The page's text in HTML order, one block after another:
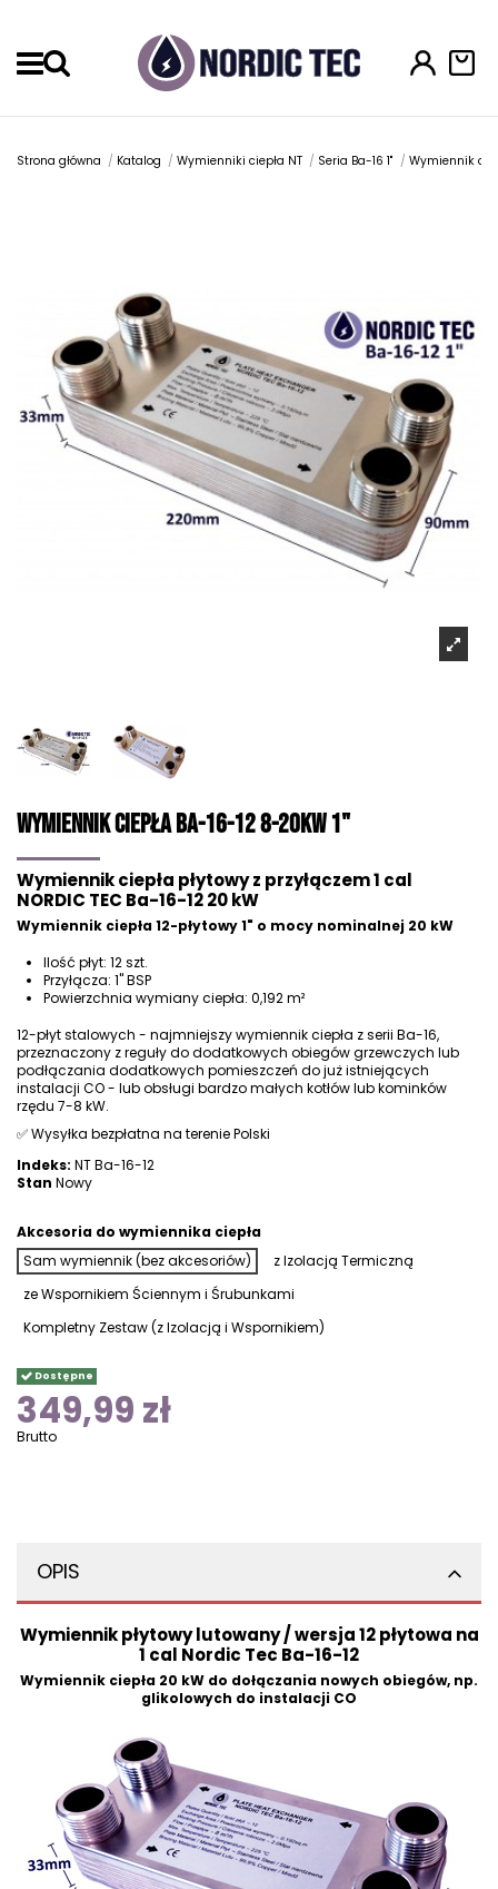
Strona główna Katalog Wymienniki ciepła NT Seria Ba-16 1" Wymiennik
Wymiennik ciepła Ba-16-12 8-20kW 1"
Wymiennik ciepła płytowy z przyłączem 1 cal
NORDIC TEC Ba-16-12 20 kW
Wymiennik ciepła 12-płytowy 1" o mocy nominalnej 20 kW
Ilość płyt: 12 szt.
Przyłącza: 1" BSP
Powierzchnia wymiany ciepła: 0,192 m²
12-płyt stalowych - najmniejszy wymiennik ciepła z serii Ba-16,
przeznaczony z reguły do dodatkowych obiegów grzewczych lub
podłączania dodatkowych pomieszczeń do już istniejących
instalacji CO - lub obsługi bardzo małych kotłów lub kominków
rzędu 7-8 kW.
✅ Wysyłka bezpłatna na terenie Polski
Indeks: NT Ba-16-12
Stan Nowy
Akcesoria do wymiennika ciepła
Sam wymiennik (bez akcesoriów)
z Izolacją Termiczną
ze Wspornikiem Ściennym i Śrubunkami
Kompletny Zestaw (z Izolacją i Wspornikiem)
Dostępne
349,99 zł
Brutto
OPIS
Wymiennik płytowy lutowany / wersja 12 płytowa na
1 cal Nordic Tec Ba-16-12
Wymiennik ciepła 20 kW do dołączania nowych obiegów, np.
glikolowych do instalacji CO